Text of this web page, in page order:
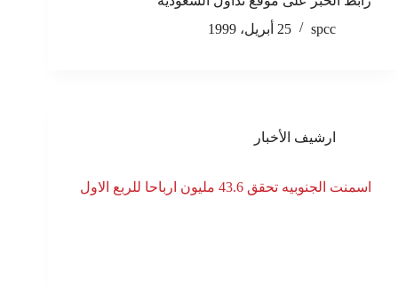
spcc
25 أبريل، 1999
ارشيف الأخبار
اسمنت الجنوبيه تحقق 43.6 مليون ارباحا للربع الاول